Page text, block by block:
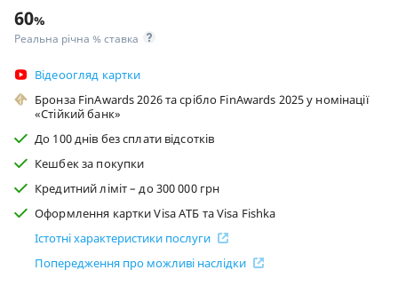
60%
Реальна річна % ставка
Відеоогляд картки
Бронза FinAwards 2026 та срібло FinAwards 2025 у номінації
«Стійкий банк»
До 100 днів без сплати відсотків
Кешбек за покупки
Кредитний ліміт – до 300 000 грн
Оформлення картки Visa АТБ та Visa Fishka
Істотні характеристики послуги
Попередження про можливі наслідки